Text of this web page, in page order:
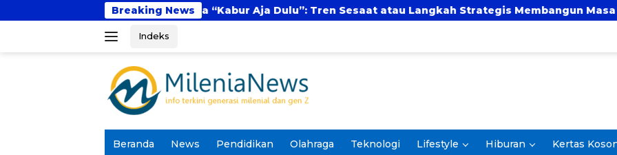
ke
Breaking News
Fenomena “Kabur Aja Dulu”: Tren Sesaat atau Langkah Strategis Membangun Masa Depan?
Indeks
Beranda News Pendidikan Olahraga Teknologi Lifestyle Hiburan Kertas